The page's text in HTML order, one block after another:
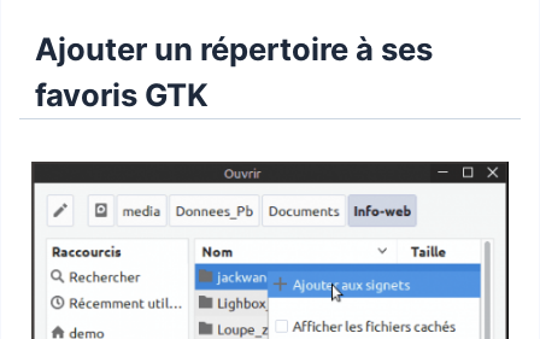
Ajouter un répertoire à ses
favoris GTK